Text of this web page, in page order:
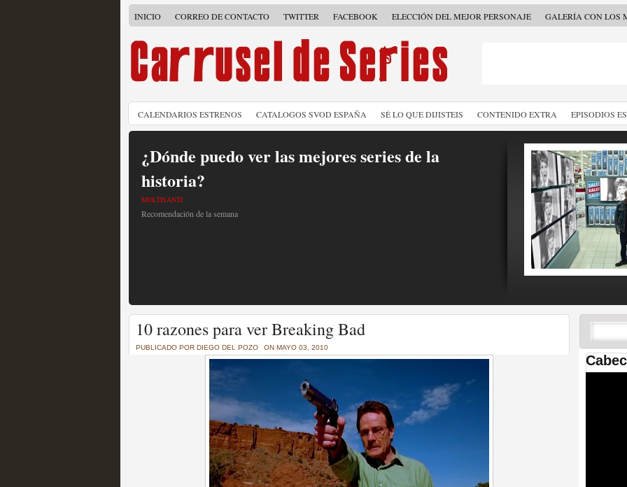
INICIO CORREO DE CONTACTO TWITTER FACEBOOK ELECCIÓN DEL MEJOR PERSONAJE GALERÍA CON LOS
CALENDARIOS ESTRENOS CATALOGOS SVOD ESPAÑA SÉ LO QUE DIJISTEIS CONTENIDO EXTRA EPISODIOS
¿Dónde puedo ver las mejores series de la
historia?
MOLTISANTI
Recomendación de la semana
Un recorrido por todas las temporadas de Game
of Thrones a través de sus mejores tráilers
Recomendación de la semana
10 razones para ver Breaking Bad
PUBLICADO POR DIEGO DEL POZO ON MAYO 03, 2010